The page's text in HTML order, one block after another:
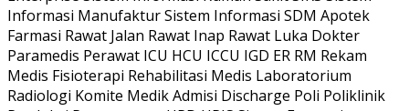
Informasi Manufaktur Sistem Informasi SDM Apotek
Farmasi Rawat Jalan Rawat Inap Rawat Luka Dokter
Paramedis Perawat ICU HCU ICCU IGD ER RM Rekam
Medis Fisioterapi Rehabilitasi Medis Laboratorium
Radiologi Komite Medik Admisi Discharge Poli Poliklinik